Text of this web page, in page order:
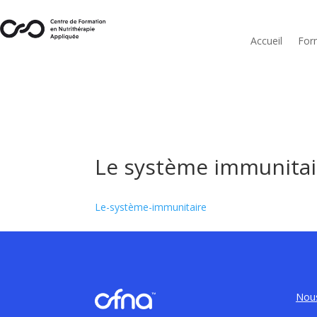
Accueil
Le système
Le-système-immunitaire